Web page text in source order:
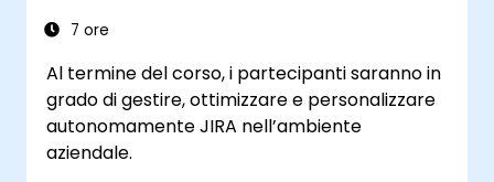
7 ore
Al termine del corso, i partecipanti saranno in
grado di gestire, ottimizzare e personalizzare
autonomamente JIRA nell’ambiente
aziendale.